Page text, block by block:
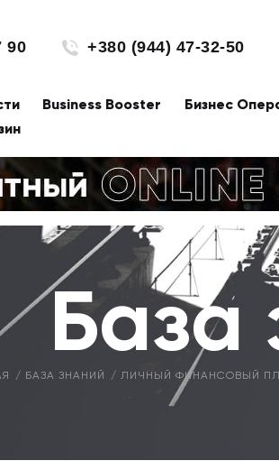
90 +380 (944) 47-32-50
Business Booster Бизнес
База
БАЗА ЗНАНИЙ ЛИЧНЫЙ ФИНАНСОВЫЙ